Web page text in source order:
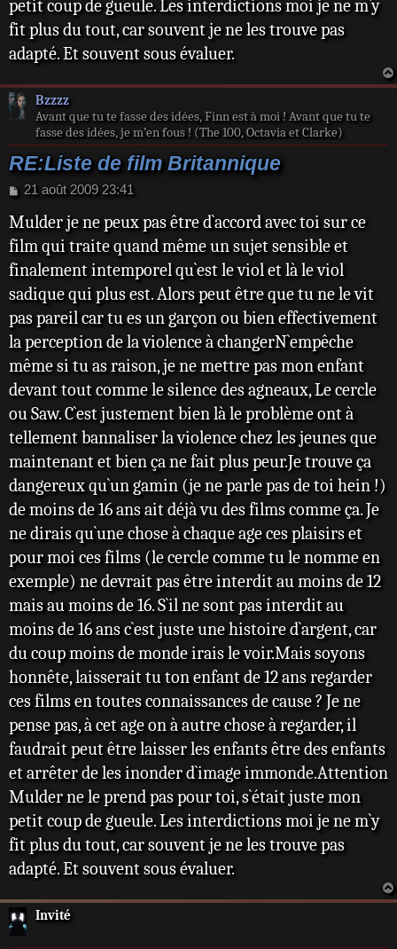
petit coup de gueule. Les interdictions moi je ne m`y
fit plus du tout, car souvent je ne les trouve pas
adapté. Et souvent sous évaluer.
Bzzzz
Avant que tu te fasse des idées, Finn est à moi ! Avant que tu te
fasse des idées, je m’en fous ! (The 100, Octavia et Clarke)
RE:Liste de film Britannique
M
s
s
a
g
21 août 2009 23:41
Mulder je ne peux pas être d`accord avec toi sur ce
film qui traite quand même un sujet sensible et
finalement intemporel qu`est le viol et là le viol
sadique qui plus est. Alors peut être que tu ne le vit
pas pareil car tu es un garçon ou bien effectivement
la perception de la violence à changerN`empêche
même si tu as raison, je ne mettre pas mon enfant
devant tout comme le silence des agneaux, Le cercle
ou Saw. C`est justement bien là le problème ont à
tellement bannaliser la violence chez les jeunes que
maintenant et bien ça ne fait plus peur.Je trouve ça
dangereux qu`un gamin (je ne parle pas de toi hein !)
de moins de 16 ans ait déjà vu des films comme ça. Je
ne dirais qu`une chose à chaque age ces plaisirs et
pour moi ces films (le cercle comme tu le nomme en
exemple) ne devrait pas être interdit au moins de 12
mais au moins de 16. S`il ne sont pas interdit au
moins de 16 ans c`est juste une histoire d`argent, car
du coup moins de monde irais le voir.Mais soyons
honnête, laisserait tu ton enfant de 12 ans regarder
ces films en toutes connaissances de cause ? Je ne
pense pas, à cet age on à autre chose à regarder, il
faudrait peut être laisser les enfants être des enfants
et arrêter de les inonder d`image immonde.Attention
Mulder ne le prend pas pour toi, s`était juste mon
petit coup de gueule. Les interdictions moi je ne m`y
fit plus du tout, car souvent je ne les trouve pas
adapté. Et souvent sous évaluer.
Invité